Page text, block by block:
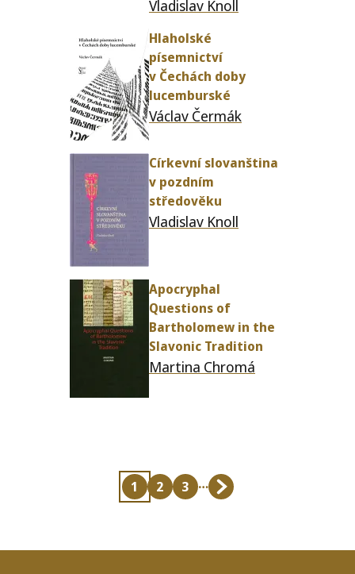
Vladislav Knoll
Hlaholské
písem­nictví
v Čechách doby
lucemburské
Václav Čermák
Církevní slo­vanšti­na
v pozd­ním
středověku
Vladislav Knoll
Apocryphal
Questions of
Bartholomew in the
Slavonic Tradition
Martina Chromá
Current
page
1 Page
2 Page
3 …
Last
page